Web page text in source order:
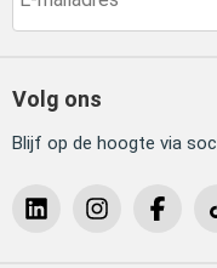
Volg ons
Blijf op de hoogte via